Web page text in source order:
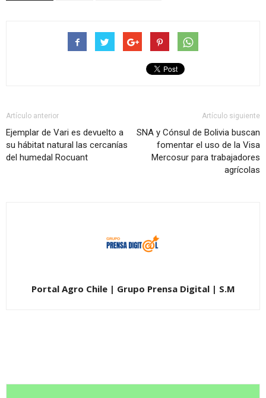
Artículo anterior
Ejemplar de Vari es devuelto a
su hábitat natural las cercanías
del humedal Rocuant
Artículo siguiente
SNA y Cónsul de Bolivia buscan
fomentar el uso de la Visa
Mercosur para trabajadores
agrícolas
Portal Agro Chile | Grupo Prensa Digital | S.M